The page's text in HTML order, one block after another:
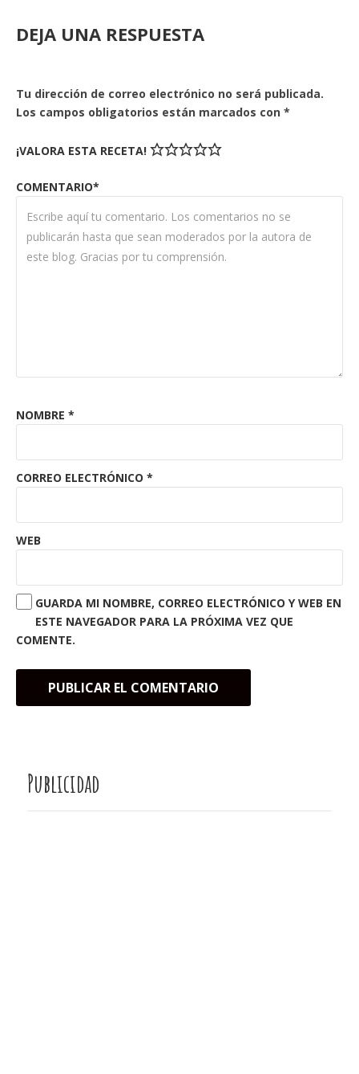
DEJA UNA RESPUESTA
Tu dirección de correo electrónico no será publicada.
Los campos obligatorios están marcados con *
¡VALORA ESTA RECETA!
COMENTARIO*
NOMBRE *
CORREO ELECTRÓNICO *
WEB
GUARDA MI NOMBRE, CORREO ELECTRÓNICO Y WEB EN
ESTE NAVEGADOR PARA LA PRÓXIMA VEZ QUE
COMENTE.
Publicidad